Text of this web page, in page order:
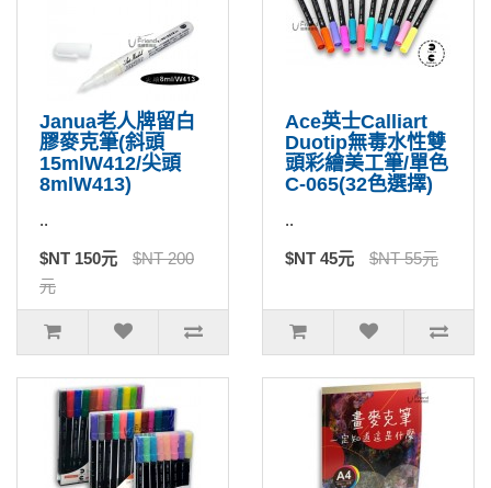
Janua老人牌留白
膠麥克筆(斜頭
15mlW412/尖頭
8mlW413)
..
$NT 150元
$NT 200
元
Ace英士Calliart
Duotip無毒水性雙
頭彩繪美工筆/單色
C-065(32色選擇)
..
$NT 45元 $NT 55元